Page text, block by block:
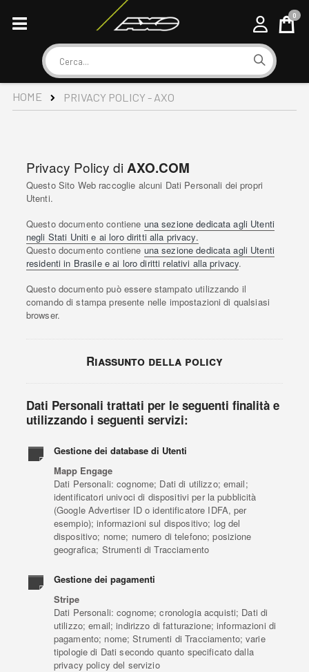
Cerca
Cart
0
HOME PRIVACY POLICY - AXO
Privacy Policy di AXO.COM
Questo Sito Web raccoglie alcuni Dati Personali dei propri
Utenti.
Questo documento contiene una sezione dedicata agli Utenti
negli Stati Uniti e ai loro diritti alla privacy.
Questo documento contiene una sezione dedicata agli Utenti
residenti in Brasile e ai loro diritti relativi alla privacy.
Questo documento può essere stampato utilizzando il
comando di stampa presente nelle impostazioni di qualsiasi
browser.
Riassunto della policy
Dati Personali trattati per le seguenti finalità e
utilizzando i seguenti servizi:
Gestione dei database di Utenti
Mapp Engage
Dati Personali: cognome; Dati di utilizzo; email;
identificatori univoci di dispositivi per la pubblicità
(Google Advertiser ID o identificatore IDFA, per
esempio); informazioni sul dispositivo; log del
dispositivo; nome; numero di telefono; posizione
geografica; Strumenti di Tracciamento
Gestione dei pagamenti
Stripe
Dati Personali: cognome; cronologia acquisti; Dati di
utilizzo; email; indirizzo di fatturazione; informazioni di
pagamento; nome; Strumenti di Tracciamento; varie
tipologie di Dati secondo quanto specificato dalla
privacy policy del servizio